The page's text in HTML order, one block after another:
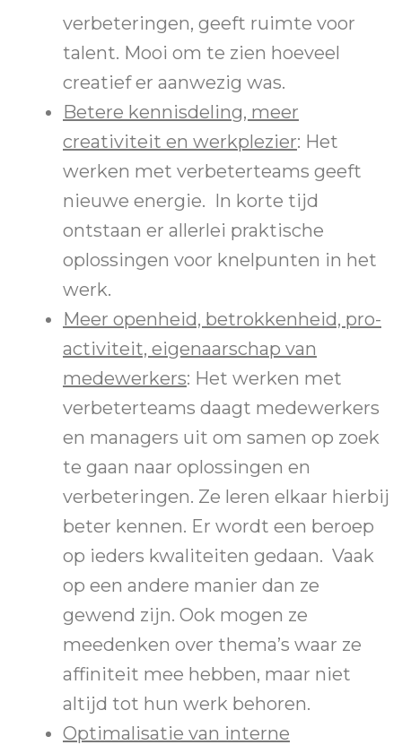
verbeteringen, geeft ruimte voor
talent. Mooi om te zien hoeveel
creatief er aanwezig was.
Betere kennisdeling, meer
creativiteit en werkplezier: Het
werken met verbeterteams geeft
nieuwe energie. In korte tijd
ontstaan er allerlei praktische
oplossingen voor knelpunten in het
werk.
Meer openheid, betrokkenheid, pro-
activiteit, eigenaarschap van
medewerkers: Het werken met
verbeterteams daagt medewerkers
en managers uit om samen op zoek
te gaan naar oplossingen en
verbeteringen. Ze leren elkaar hierbij
beter kennen. Er wordt een beroep
op ieders kwaliteiten gedaan. Vaak
op een andere manier dan ze
gewend zijn. Ook mogen ze
meedenken over thema’s waar ze
affiniteit mee hebben, maar niet
altijd tot hun werk behoren.
Optimalisatie van interne